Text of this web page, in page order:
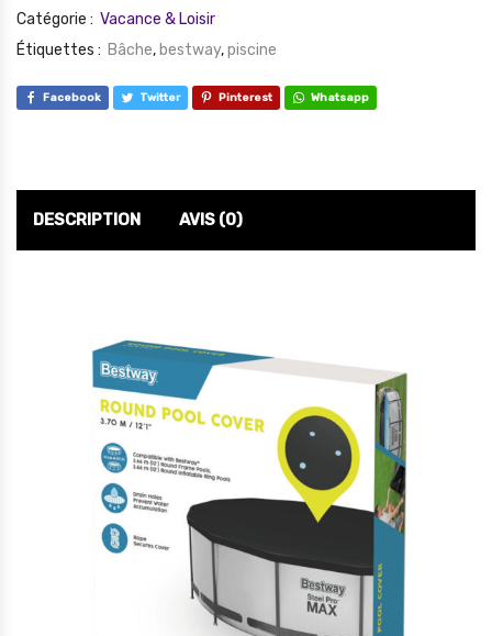
Catégorie : Vacance & Loisir
Étiquettes : Bâche, bestway,piscine
Facebook Twitter Pinterest Whatsapp
DESCRIPTION AVIS (0)